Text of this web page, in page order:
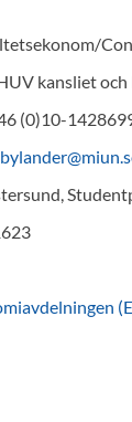
kansliet
(0)10-